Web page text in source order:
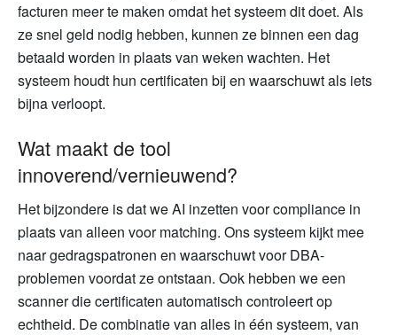
facturen meer te maken omdat het systeem dit doet. Als
ze snel geld nodig hebben, kunnen ze binnen een dag
betaald worden in plaats van weken wachten. Het
systeem houdt hun certificaten bij en waarschuwt als iets
bijna verloopt.
Wat maakt de tool
innoverend/vernieuwend?
Het bijzondere is dat we AI inzetten voor compliance in
plaats van alleen voor matching. Ons systeem kijkt mee
naar gedragspatronen en waarschuwt voor DBA-
problemen voordat ze ontstaan. Ook hebben we een
scanner die certificaten automatisch controleert op
echtheid. De combinatie van alles in één systeem, van